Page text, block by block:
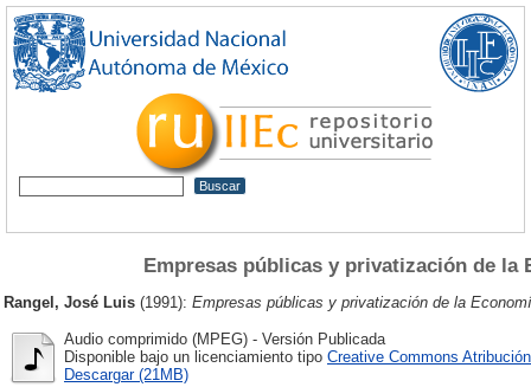
Empresas públicas y privatización de la
Rangel, José Luis (1991): Empresas públicas y privatización de la
Audio comprimido (MPEG) - Versión Publicada
Disponible bajo un licenciamiento tipo Creative Commons
Descargar (21MB)